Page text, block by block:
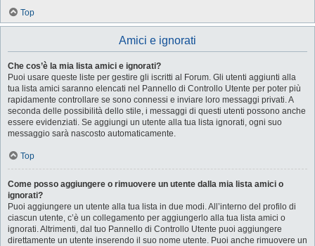
Top
Amici e ignorati
Che cos’è la mia lista amici e ignorati?
Puoi usare queste liste per gestire gli iscritti al Forum. Gli utenti aggiunti alla
tua lista amici saranno elencati nel Pannello di Controllo Utente per poter più
rapidamente controllare se sono connessi e inviare loro messaggi privati. A
seconda delle possibilità dello stile, i messaggi di questi utenti possono anche
essere evidenziati. Se aggiungi un utente alla tua lista ignorati, ogni suo
messaggio sarà nascosto automaticamente.
Top
Come posso aggiungere o rimuovere un utente dalla mia lista amici o
ignorati?
Puoi aggiungere un utente alla tua lista in due modi. All’interno del profilo di
ciascun utente, c’è un collegamento per aggiungerlo alla tua lista amici o
ignorati. Altrimenti, dal tuo Pannello di Controllo Utente puoi aggiungere
direttamente un utente inserendo il suo nome utente. Puoi anche rimuovere un